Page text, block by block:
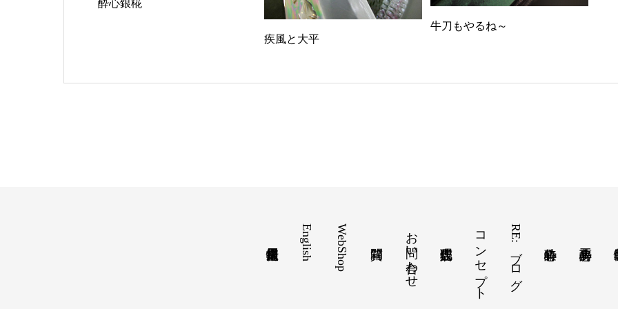
酔心銀椛
疾風と大平
牛刀もやるね～
RE:ブログ
コンセプト
お問い合わせ
WebShop
English